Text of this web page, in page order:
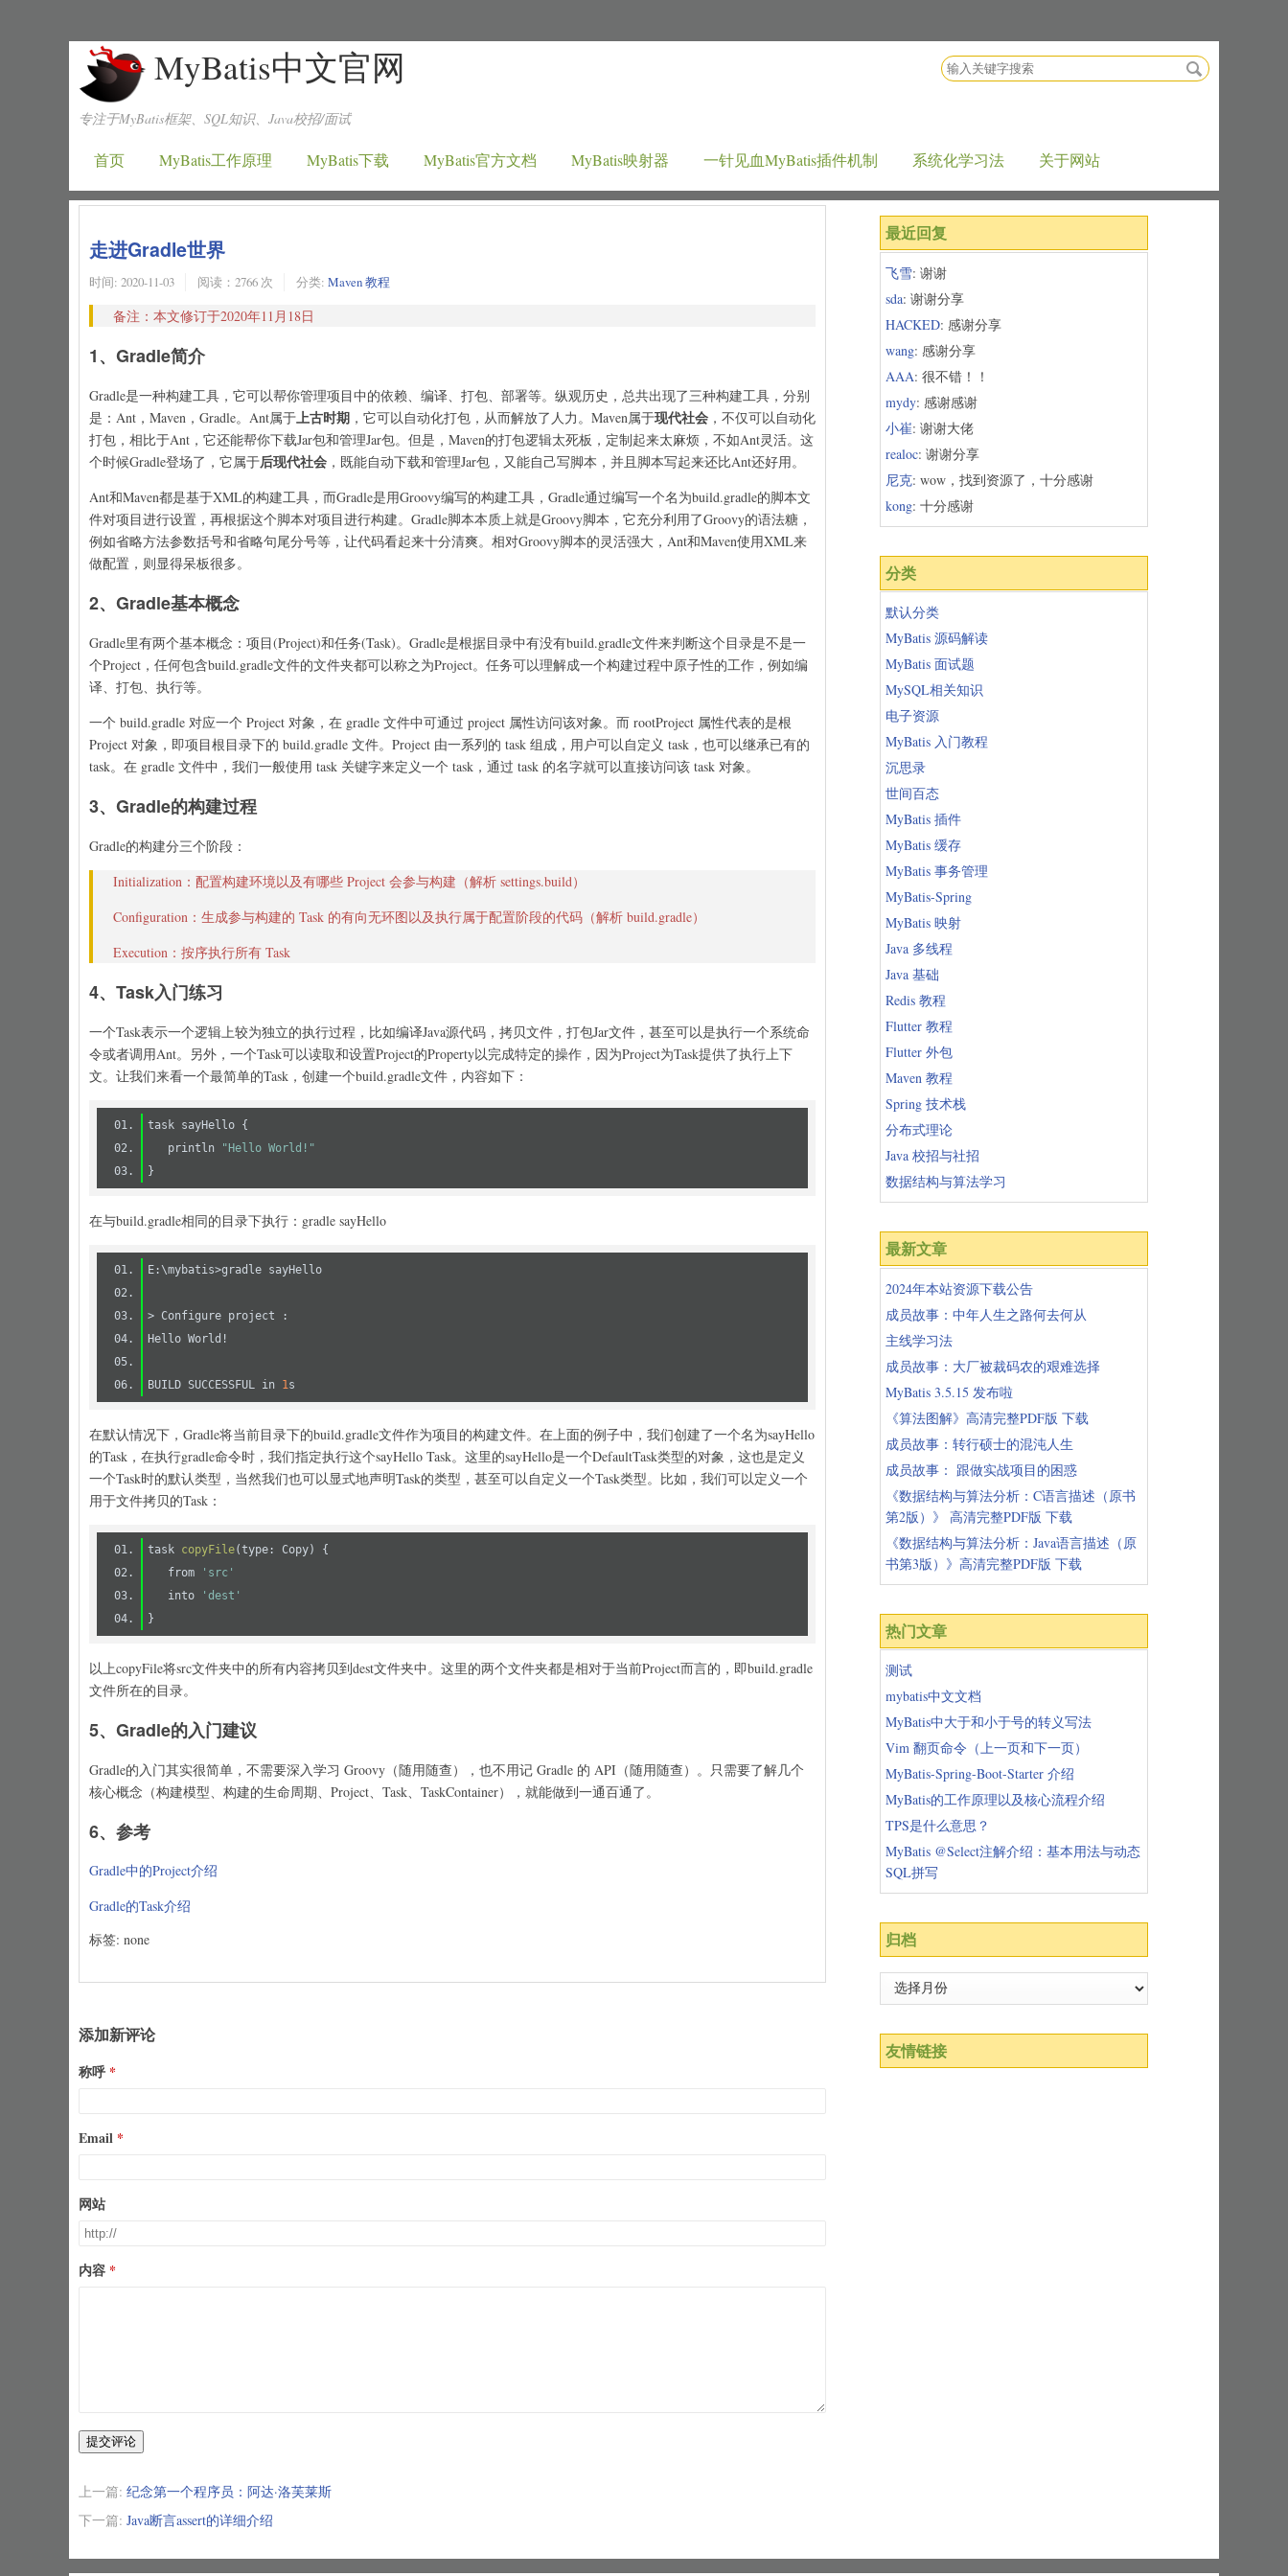
MyBatis中文官网
专注于MyBatis框架、SQL知识、Java校招/面试
搜
索
首页 MyBatis工作原理 MyBatis下载 MyBatis官方文档 MyBatis映射器 一针见血MyBatis插件机制 系统化学习法 关于网站
走进Gradle世界
时间: 2020-11-03 阅读：2766 次 分类: Maven 教程
备注：本文修订于2020年11月18日
1、Gradle简介
Gradle是一种构建工具，它可以帮你管理项目中的依赖、编译、打包、部署等。纵观历史，总共出现了三种构建工具，分别
是：Ant，Maven，Gradle。Ant属于上古时期 ，它可以自动化打包，从而解放了人力。Maven属于现代社会 ，不仅可以自动化
打包，相比于Ant，它还能帮你下载Jar包和管理Jar包。但是，Maven的打包逻辑太死板，定制起来太麻烦，不如Ant灵活。这
个时候Gradle登场了，它属于后现代社会 ，既能自动下载和管理Jar包，又能自己写脚本，并且脚本写起来还比Ant还好用。
Ant和Maven都是基于XML的构建工具，而Gradle是用Groovy编写的构建工具，Gradle通过编写一个名为build.gradle的脚本文
件对项目进行设置，再根据这个脚本对项目进行构建。Gradle脚本本质上就是Groovy脚本，它充分利用了Groovy的语法糖，
例如省略方法参数括号和省略句尾分号等，让代码看起来十分清爽。相对Groovy脚本的灵活强大，Ant和Maven使用XML来
做配置，则显得呆板很多。
2、Gradle基本概念
Gradle里有两个基本概念：项目(Project)和任务(Task)。Gradle是根据目录中有没有build.gradle文件来判断这个目录是不是一
个Project，任何包含build.gradle文件的文件夹都可以称之为Project。任务可以理解成一个构建过程中原子性的工作，例如编
译、打包、执行等。
一个 build.gradle 对应一个 Project 对象，在 gradle 文件中可通过 project 属性访问该对象。而 rootProject 属性代表的是根
Project 对象，即项目根目录下的 build.gradle 文件。Project 由一系列的 task 组成，用户可以自定义 task，也可以继承已有的
task。在 gradle 文件中，我们一般使用 task 关键字来定义一个 task，通过 task 的名字就可以直接访问该 task 对象。
3、Gradle的构建过程
Gradle的构建分三个阶段：
Initialization：配置构建环境以及有哪些 Project 会参与构建（解析 settings.build）
Configuration：生成参与构建的 Task 的有向无环图以及执行属于配置阶段的代码（解析 build.gradle）
Execution：按序执行所有 Task
4、Task入门练习
一个Task表示一个逻辑上较为独立的执行过程，比如编译Java源代码，拷贝文件，打包Jar文件，甚至可以是执行一个系统命
令或者调用Ant。另外，一个Task可以读取和设置Project的Property以完成特定的操作，因为Project为Task提供了执行上下
文。让我们来看一个最简单的Task，创建一个build.gradle文件，内容如下：
   println
"Hello World!"
在与build.gradle相同的目录下执行：gradle sayHello
E:\mybatis>gradle sayHello
BUILD SUCCESSFUL in 1
在默认情况下，Gradle将当前目录下的build.gradle文件作为项目的构建文件。在上面的例子中，我们创建了一个名为sayHello
的Task，在执行gradle命令时，我们指定执行这个sayHello Task。这里的sayHello是一个DefaultTask类型的对象，这也是定义
一个Task时的默认类型，当然我们也可以显式地声明Task的类型，甚至可以自定义一个Task类型。比如，我们可以定义一个
用于文件拷贝的Task：
task copyFile(type: Copy)
   from
'src'
   into
'dest'
以上copyFile将src文件夹中的所有内容拷贝到dest文件夹中。这里的两个文件夹都是相对于当前Project而言的，即build.gradle
文件所在的目录。
5、Gradle的入门建议
Gradle的入门其实很简单，不需要深入学习 Groovy（随用随查），也不用记 Gradle 的 API（随用随查）。只需要了解几个
核心概念（构建模型、构建的生命周期、Project、Task、TaskContainer），就能做到一通百通了。
6、参考
Gradle中的Project介绍
Gradle的Task介绍
标签: none
添加新评论
称呼
Email
网站
内容
提交评论
上一篇: 纪念第一个程序员：阿达·洛芙莱斯
下一篇: Java断言assert的详细介绍
最近回复
飞雪: 谢谢
sda: 谢谢分享
HACKED: 感谢分享
wang: 感谢分享
AAA: 很不错！！
mydy: 感谢感谢
小崔: 谢谢大佬
realoc: 谢谢分享
尼克: wow，找到资源了，十分感谢
kong: 十分感谢
分类
默认分类
MyBatis 源码解读
MyBatis 面试题
MySQL相关知识
电子资源
MyBatis 入门教程
沉思录
世间百态
MyBatis 插件
MyBatis 缓存
MyBatis 事务管理
MyBatis-Spring
MyBatis 映射
Java 多线程
Java 基础
Redis 教程
Flutter 教程
Flutter 外包
Maven 教程
Spring 技术栈
分布式理论
Java 校招与社招
数据结构与算法学习
最新文章
2024年本站资源下载公告
成员故事：中年人生之路何去何从
主线学习法
成员故事：大厂被裁码农的艰难选择
MyBatis 3.5.15 发布啦
《算法图解》高清完整PDF版 下载
成员故事：转行硕士的混沌人生
成员故事： 跟做实战项目的困惑
《数据结构与算法分析：C语言描述（原书
第2版）》 高清完整PDF版 下载
《数据结构与算法分析：Java语言描述（原
书第3版）》高清完整PDF版 下载
热门文章
测试
mybatis中文文档
MyBatis中大于和小于号的转义写法
Vim 翻页命令（上一页和下一页）
MyBatis-Spring-Boot-Starter 介绍
MyBatis的工作原理以及核心流程介绍
TPS是什么意思？
MyBatis @Select注解介绍：基本用法与动态
SQL拼写
归档
友情链接